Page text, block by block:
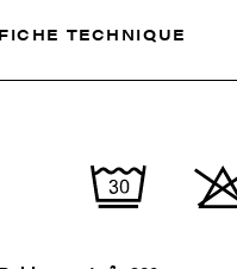
FICHE TECHNIQUE